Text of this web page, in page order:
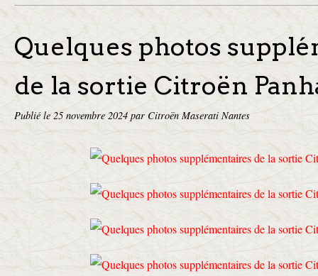
Quelques photos
de la sortie Citroën
Publié le 25 novembre 2024 par Citroën Maserati Nantes